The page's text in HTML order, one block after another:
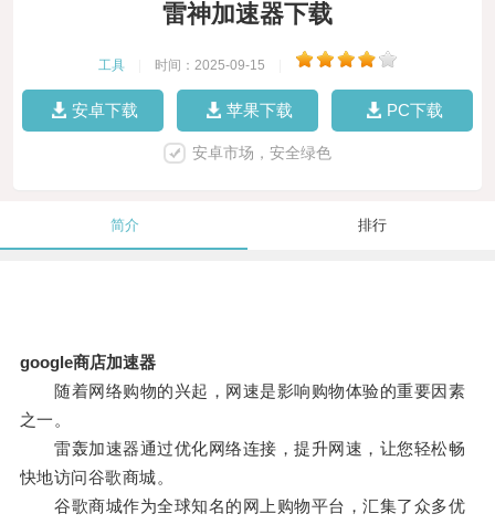
雷神加速器下载
工具 时间：2025-09-15
安卓下载 苹果下载 PC下载
安卓市场，安全绿色
简介 排行
google商店加速器
随着网络购物的兴起，网速是影响购物体验的重要因素
之一。
雷轰加速器通过优化网络连接，提升网速，让您轻松畅
快地访问谷歌商城。
谷歌商城作为全球知名的网上购物平台，汇集了众多优